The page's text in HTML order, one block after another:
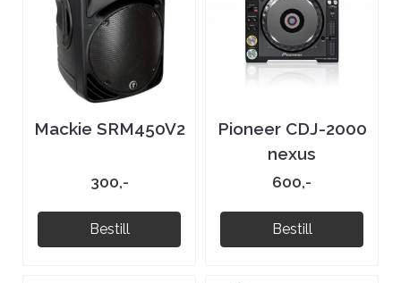
Mackie SRM450V2
300,-
Bestill
Pioneer CDJ-2000
nexus
600,-
Bestill